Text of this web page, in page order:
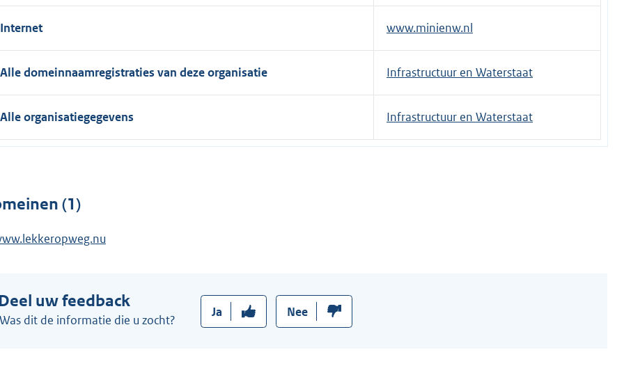
Internet www.minienw.nl
Alle domeinnaamregistraties van deze organisatie Infrastructuur en Waterstaat
Alle organisatiegegevens Infrastructuur en Waterstaat
(1)
uw feedback
Was dit de informatie die u zocht?
Ja Nee